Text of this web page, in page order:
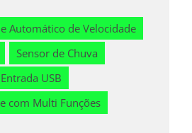
Automático de Velocidade
Sensor de Chuva
Entrada USB
com Multi Funções